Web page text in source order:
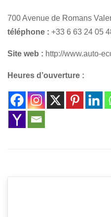
700 Avenue de Romans
téléphone : +33 6 63 24 05
Site web : http://www.auto-
Heures d’ouverture :